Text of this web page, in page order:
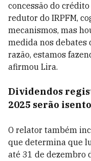
concessão do
redutor do IRPFM,
mecanismos, mas
medida nos debates
razão, estamos
afirmou Lira.
Dividendos
2025 serão
O relator também
que determina que
até 31 de dezembro